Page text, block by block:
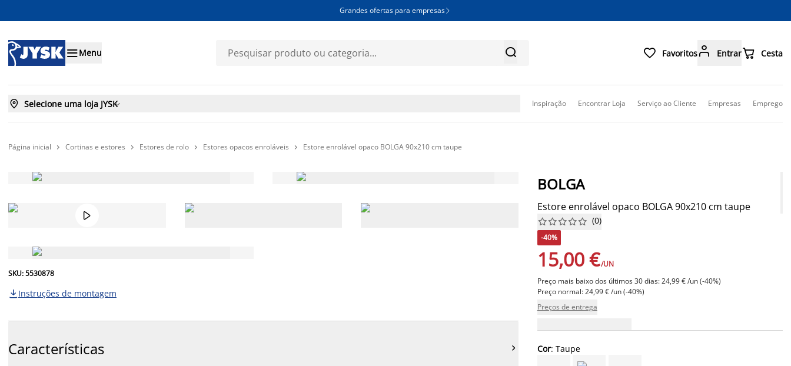
Grandes ofertas para empresas 
Menu   Favoritos Entrar Cesta
 Selecione uma loja JYSK Inspiração Encontrar Loja Serviço ao Cliente Empresas Emprego
Página inicial  Cortinas e estores  Estores de rolo  Estores opacos enroláveis  Estore enrolável opaco BOLGA 90x210 cm taupe

SKU: 5530878
 Instruções de montagem
Características 
BOLGA
Estore enrolável opaco BOLGA 90x210 cm taupe





 (0)
-40%
15,00 €/UN
Preço mais baixo dos últimos 30 dias: 24,99 € /un (-40%)
Preço normal: 24,99 € /un (-40%)
Preços de entrega
Cor: Taupe